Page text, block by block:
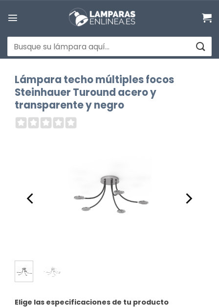
Buscar
por:
Lámpara techo múltiples focos
Steinhauer Turound acero y
transparente y negro
Elige las especificaciones de tu producto